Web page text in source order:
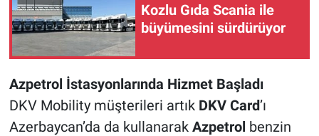
Kozlu Gıda Scania ile
büyümesini sürdürüyor
Azpetrol İstasyonlarında Hizmet Başladı
DKV Mobility müşterileri artık DKV Card’ı
Azerbaycan’da da kullanarak Azpetrol benzin